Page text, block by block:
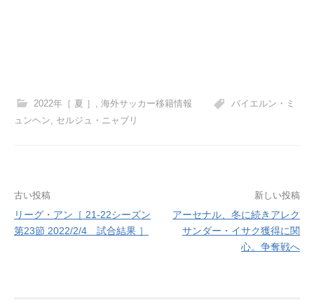
2022年［ 夏 ］ , 海外サッカー移籍情報
バイエルン・ミ
ュンヘン
セルジュ・ニャブリ
投
稿
古い投稿
リーグ・アン［ 21-22シーズン
第23節 2022/2/4 試合結果 ］
新しい投稿
アーセナル、冬に続きアレク
サンダー・イサク獲得に関
心。争奪戦へ